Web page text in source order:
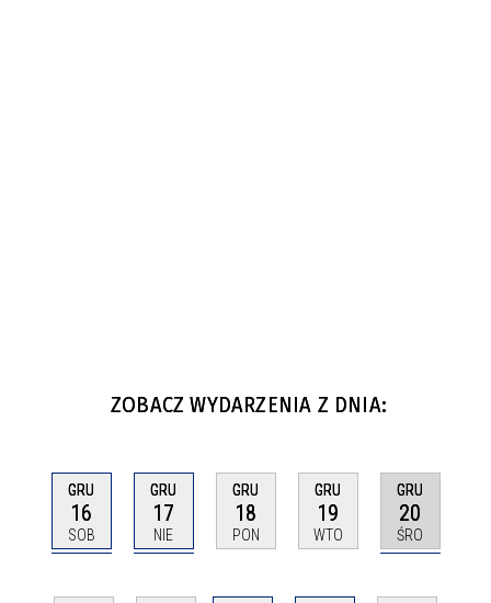
ZOBACZ WYDARZENIA Z DNIA:
GRU
16
SOB
GRU
17
NIE
GRU
18
PON
GRU
19
WTO
GRU
20
ŚRO